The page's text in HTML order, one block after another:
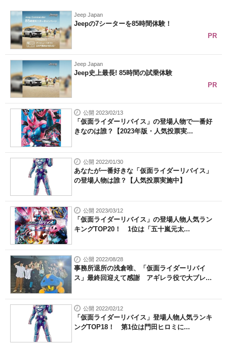
Jeep Japan
Jeepの7シーターを85時間体験！
PR
Jeep Japan
Jeep史上最長! 85時間の試乗体験
PR
公開 2023/02/13
「仮面ライダーリバイス」の登場人物で一番好
きなのは誰？【2023年版・人気投票実...
公開 2022/01/30
あなたが一番好きな「仮面ライダーリバイス」
の登場人物は誰？【人気投票実施中】
公開 2023/03/12
「仮面ライダーリバイス」の登場人物人気ラン
キングTOP20！ 1位は「五十嵐元太...
公開 2022/08/28
事務所退所の浅倉唯、「仮面ライダーリバイ
ス」最終回迎えて感謝 アギレラ役で大ブレ...
公開 2022/02/12
「仮面ライダーリバイス」登場人物人気ランキ
ングTOP18！ 第1位は門田ヒロミに...